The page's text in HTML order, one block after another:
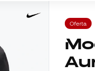
Oferta
Mochila Nike Nike